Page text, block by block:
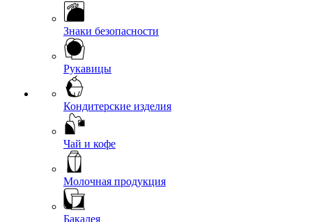
Знаки безопасности
Рукавицы
Кондитерские изделия
Чай и кофе
Молочная продукция
Бакалея